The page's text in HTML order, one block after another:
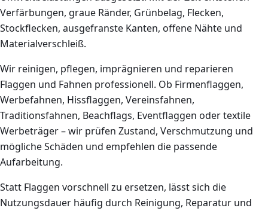
Verfärbungen, graue Ränder, Grünbelag, Flecken,
Stockflecken, ausgefranste Kanten, offene Nähte und
Materialverschleiß.
Wir reinigen, pflegen, imprägnieren und reparieren
Flaggen und Fahnen professionell. Ob Firmenflaggen,
Werbefahnen, Hissflaggen, Vereinsfahnen,
Traditionsfahnen, Beachflags, Eventflaggen oder textile
Werbeträger – wir prüfen Zustand, Verschmutzung und
mögliche Schäden und empfehlen die passende
Aufarbeitung.
Statt Flaggen vorschnell zu ersetzen, lässt sich die
Nutzungsdauer häufig durch Reinigung, Reparatur und